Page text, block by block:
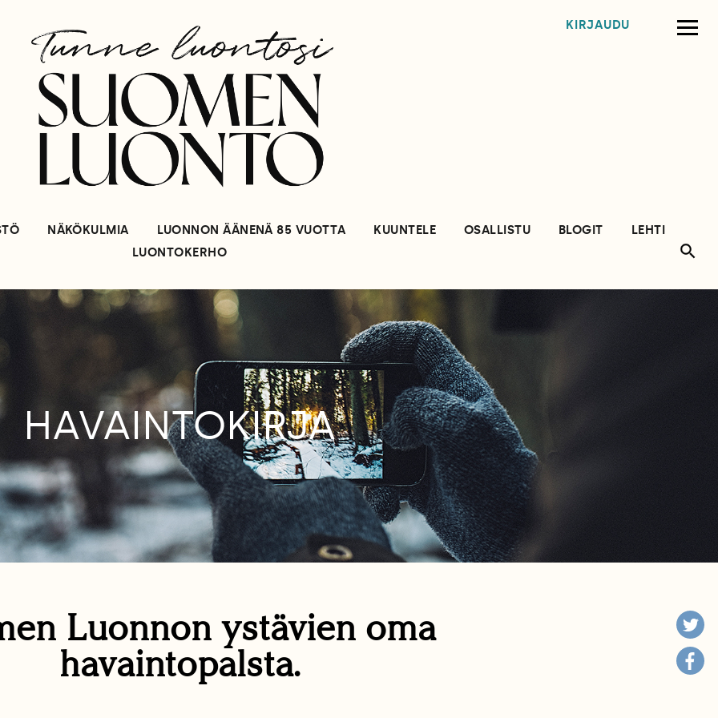
KIRJAUDU
NÄKÖKULMIA LUONNON ÄÄNENÄ 85 VUOTTA KUUNTELE OSALLISTU BLOGIT
LEHTI
LUONTOKERHO
HAVAINTOKIRJA
Luonnon ystävien oma
havaintopalsta.